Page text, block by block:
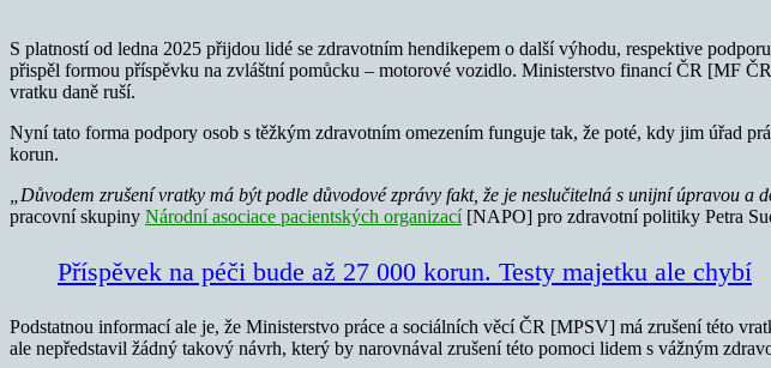
S platností od ledna 2025 přijdou lidé se zdravotním hendikepem o další výhodu, respektive
přispěl formou příspěvku na zvláštní pomůcku – motorové vozidlo. Ministerstvo financí ČR [MF
vratku daně ruší.
Nyní tato forma podpory osob s těžkým zdravotním omezením funguje tak, že poté, kdy jim úřad
korun.
„Důvodem zrušení vratky má být podle důvodové zprávy fakt, že je neslučitelná s unijní úpravou a
pracovní skupiny Národní asociace pacientských organizací[NAPO] pro zdravotní politiky Petra
Příspěvek na péči bude až 27 000 korun. Testy majetku ale chybí
Podstatnou informací ale je, že Ministerstvo práce a sociálních věcí ČR [MPSV] má zrušení této
ale nepředstavil žádný takový návrh, který by narovnával zrušení této pomoci lidem s vážným